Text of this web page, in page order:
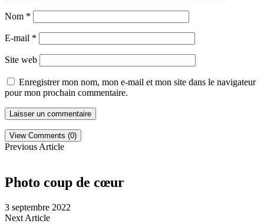
Nom *
E-mail *
Site web
Enregistrer mon nom, mon e-mail et mon site dans le navigateur
pour mon prochain commentaire.
View Comments (0)
Previous Article
Photo coup de cœur
3 septembre 2022
Next Article